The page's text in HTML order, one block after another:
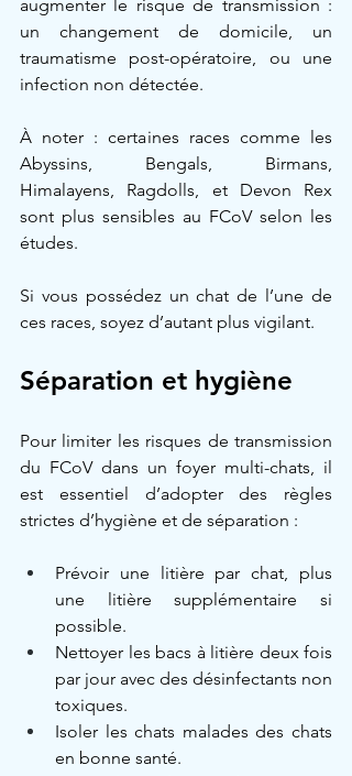
augmenter le risque de transmission :
un changement de domicile, un
traumatisme post-opératoire, ou une
infection non détectée.
À noter : certaines races comme les
Abyssins, Bengals, Birmans,
Himalayens, Ragdolls, et Devon Rex
sont plus sensibles au FCoV selon les
études.
Si vous possédez un chat de l’une de
ces races, soyez d’autant plus vigilant.
Séparation et hygiène
Pour limiter les risques de transmission
du FCoV dans un foyer multi-chats, il
est essentiel d’adopter des règles
strictes d’hygiène et de séparation :
Prévoir une litière par chat, plus
une litière supplémentaire si
possible.
Nettoyer les bacs à litière deux fois
par jour avec des désinfectants non
toxiques.
Isoler les chats malades des chats
en bonne santé.